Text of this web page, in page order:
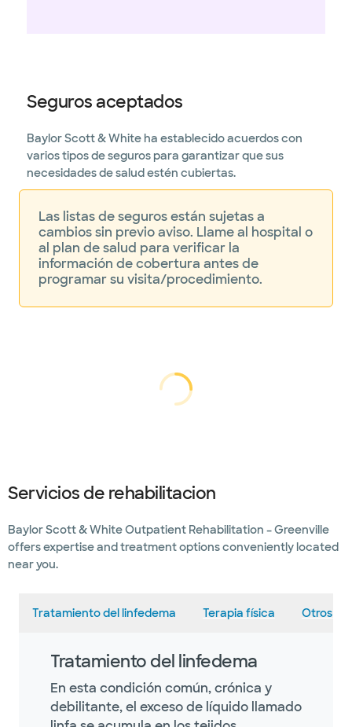
Seguros aceptados
Baylor Scott & White ha establecido acuerdos con
varios tipos de seguros para garantizar que sus
necesidades de salud estén cubiertas.
Las listas de seguros están sujetas a
cambios sin previo aviso. Llame al hospital o
al plan de salud para verificar la
información de cobertura antes de
programar su visita/procedimiento.
cargando...
cargando
Servicios de rehabilitacion
Baylor Scott & White Outpatient Rehabilitation – Greenville
offers expertise and treatment options conveniently located
near you.
Tratamiento del linfedema Terapia física Otros
Tratamiento del linfedema
En esta condición común, crónica y
debilitante, el exceso de líquido llamado